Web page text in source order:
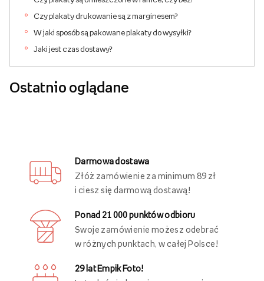
Czy plakaty drukowanie są z marginesem?
W jaki sposób są pakowane plakaty do wysyłki?
Jaki jest czas dostawy?
Ostatnio oglądane
Darmowa dostawa
Złóż zamówienie za minimum 89 zł
i ciesz się darmową dostawą!
Ponad 21 000 punktów odbioru
Swoje zamówienie możesz odebrać
w różnych punktach, w całej Polsce!
29 lat Empik Foto!